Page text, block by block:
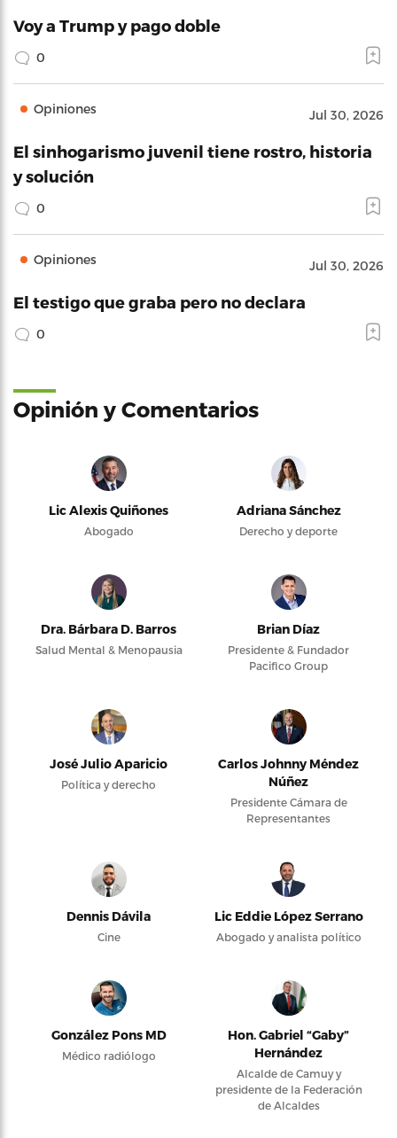
Voy a Trump y pago doble
0
Opiniones Jul 30, 2026
El sinhogarismo juvenil tiene rostro, historia
y solución
0
Opiniones Jul 30, 2026
El testigo que graba pero no declara
0
Opinión y Comentarios
Lic Alexis Quiñones
Abogado
Adriana Sánchez
Derecho y deporte
Dra. Bárbara D. Barros
Salud Mental & Menopausia
Brian Díaz
Presidente & Fundador
Pacifico Group
José Julio Aparicio
Política y derecho
Carlos Johnny Méndez
Núñez
Presidente Cámara de
Representantes
Dennis Dávila
Cine
Lic Eddie López Serrano
Abogado y analista político
González Pons MD
Médico radiólogo
Hon. Gabriel “Gaby”
Hernández
Alcalde de Camuy y
presidente de la Federación
de Alcaldes